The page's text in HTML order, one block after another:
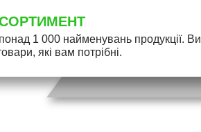
1 000 найменувань продукції. Ви
які вам потрібні.